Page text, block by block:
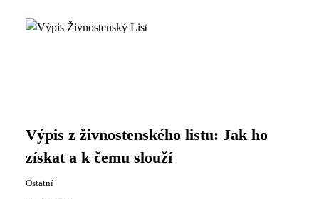
Výpis z živnostenského listu: Jak ho
získat a k čemu slouží
Ostatní